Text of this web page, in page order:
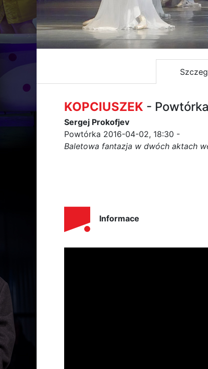
KOPCIUSZEK -
Sergej Prokofjev
Powtórka 2016-04-02, 18:30 -
Baletowa fantazja w dwóch aktach
Informace